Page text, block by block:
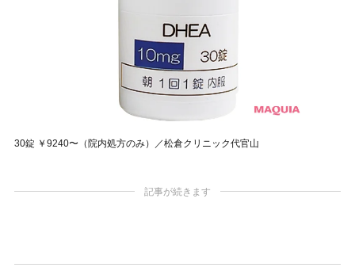
30錠 ￥9240〜（院内処方のみ）／松倉クリニック代官山
記事が続きます